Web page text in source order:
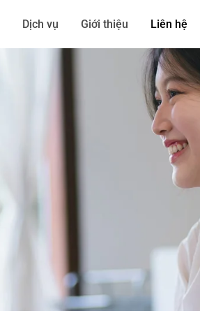
Dịch vụ Giới thiệu Liên hệ